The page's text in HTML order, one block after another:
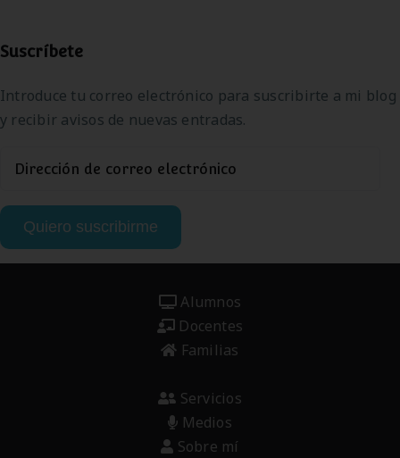
Suscríbete
Introduce tu correo electrónico para suscribirte a mi blog
y recibir avisos de nuevas entradas.
correo
electrónico
Quiero suscribirme
Alumnos
Docentes
Familias
Servicios
Medios
Sobre mí